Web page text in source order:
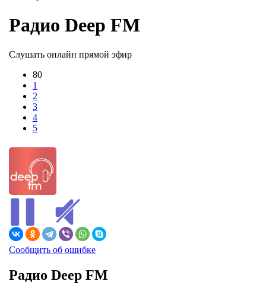
Радио Deep FM
Слушать онлайн прямой эфир
80
1
2
3
4
5
Сообщить об ошибке
Радио Deep FM